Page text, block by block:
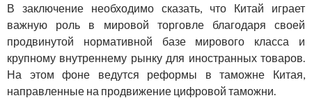
В заключение необходимо сказать, что Китай играет
важную роль в мировой торговле благодаря своей
продвинутой нормативной базе мирового класса и
крупному внутреннему рынку для иностранных товаров.
На этом фоне ведутся реформы в таможне Китая,
направленные на продвижение цифровой таможни.